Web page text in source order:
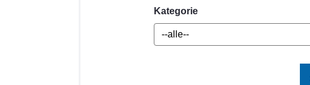
Kategorie